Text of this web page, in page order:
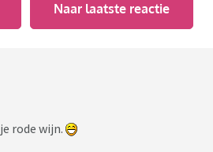
Naar laatste reactie
rode wijn.